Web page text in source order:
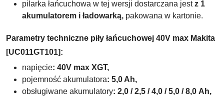
pilarka łańcuchowa w tej wersji dostarczana jestz 1
akumulatorem i ładowarką, pakowana w kartonie.
Parametry techniczne piły łańcuchowej 40V max Makita
[UC011GT101]:
napięcie: 40V max XGT,
pojemność akumulatora: 5,0 Ah,
obsługiwane akumulatory: 2,0 / 2,5 / 4,0 / 5,0 / 8,0 Ah,